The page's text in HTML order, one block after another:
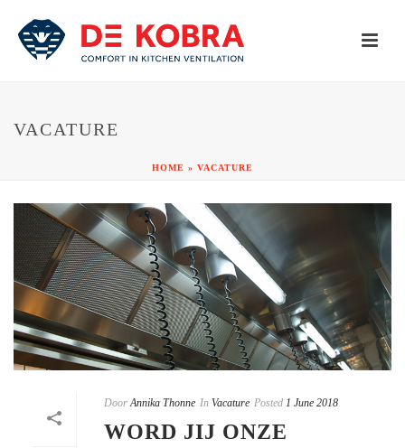
VACATURE
HOME » VACATURE
Door Annika Thonne In Vacature Posted 1 June 2018
WORD JIJ ONZE